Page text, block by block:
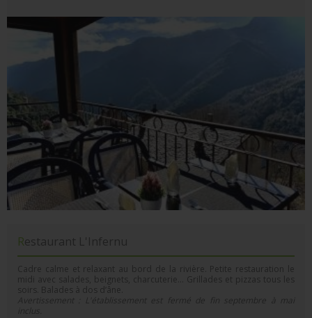
Restaurant L'Infernu
Cadre calme et relaxant au bord de la rivière. Petite restauration le
midi avec salades, beignets, charcuterie... Grillades et pizzas tous les
soirs. Balades à dos d’âne.
Avertissement : L'établissement est fermé de fin septembre à mai
inclus.